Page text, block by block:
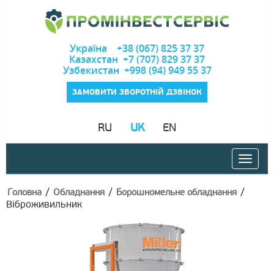
Україна +38 (067) 825 37 37
Казахстан +7 (707) 829 37 37
Узбекистан +998 (94) 949 55 37
ЗАМОВИТИ ЗВОРОТНІЙ ДЗВІНОК
RU UK EN
Головна / Обладнання / Борошномельне обладнання /
Віброживильник